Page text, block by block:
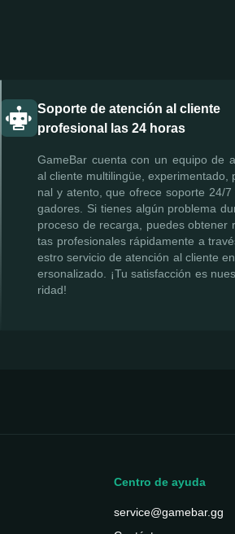
Soporte de atención al cliente
profesional las 24 horas
GameBar cuenta con un equipo de
al cliente multilingüe, experimentado,
nal y atento, que ofrece soporte 24/7
gadores. Si tienes algún problema
proceso de recarga, puedes obtener
tas profesionales rápidamente a
estro servicio de atención al cliente
ersonalizado. ¡Tu satisfacción es
ridad!
Centro de ayuda
service@gamebar.gg